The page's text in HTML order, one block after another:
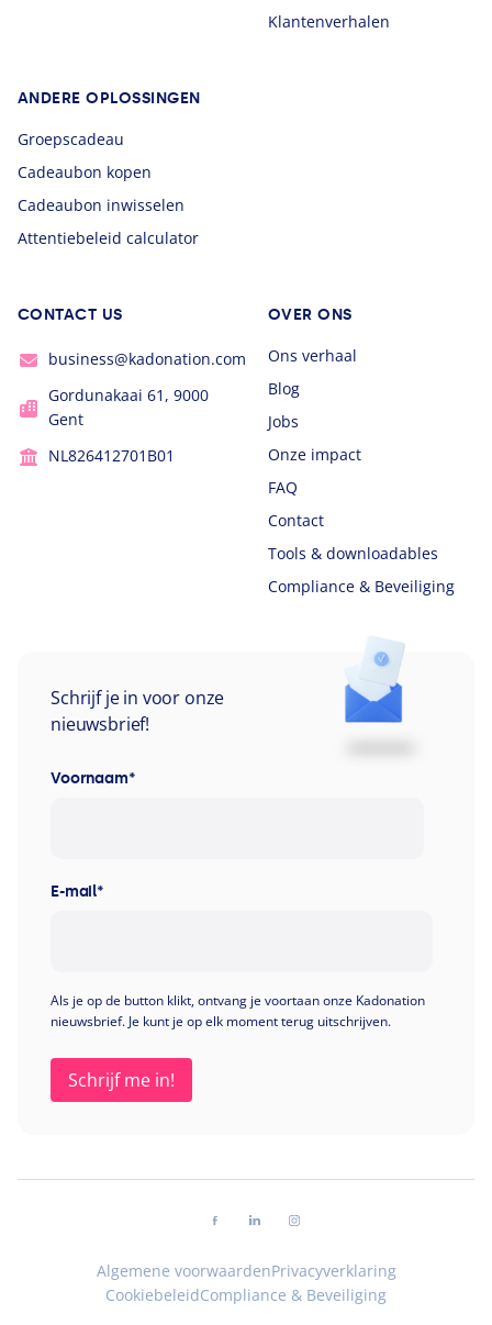
Klantenverhalen
ANDERE OPLOSSINGEN
Groepscadeau
Cadeaubon kopen
Cadeaubon inwisselen
Attentiebeleid calculator
CONTACT US
business@kadonation.com
Gordunakaai 61, 9000
Gent
NL826412701B01
OVER ONS
Ons verhaal
Blog
Jobs
Onze impact
FAQ
Contact
Tools & downloadables
Compliance & Beveiliging
Schrijf je in voor onze
nieuwsbrief!
Voornaam*
E-mail*
Als je op de button klikt, ontvang je voortaan onze Kadonation
nieuwsbrief. Je kunt je op elk moment terug uitschrijven.
Algemene voorwaardenPrivacyverklaring
CookiebeleidCompliance & Beveiliging
Volg ons op facebook
Volg ons op linkedin
Volg ons op instagram